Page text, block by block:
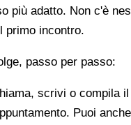
più adatto. Non c'è
primo incontro.
passo per passo:
scrivi o compila
Puoi